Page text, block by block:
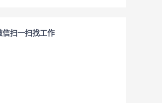
信扫一扫找工作